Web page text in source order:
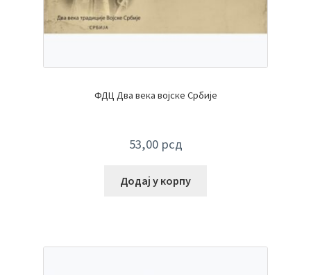
ФДЦ Два века војске Србије
53,00 рсд
Додај у корпу